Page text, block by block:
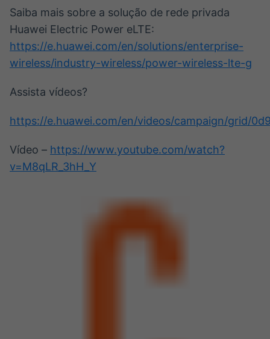
Saiba mais sobre a solução de rede privada
Huawei Electric Power eLTE:
https://e.huawei.com/en/solutions/enterprise-
wireless/industry-wireless/power-wireless-lte-g
Assista vídeos?
https://e.huawei.com/en/videos/campaign/grid/
Vídeo – https://www.youtube.com/watch?
v=M8qLR_3hH_Y